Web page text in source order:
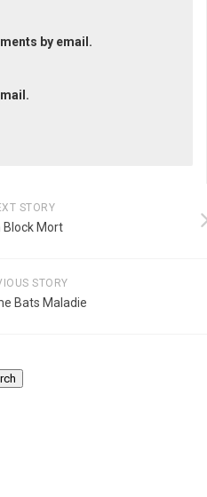
by email.
STORY
Block Mort
STORY
Bats Maladie